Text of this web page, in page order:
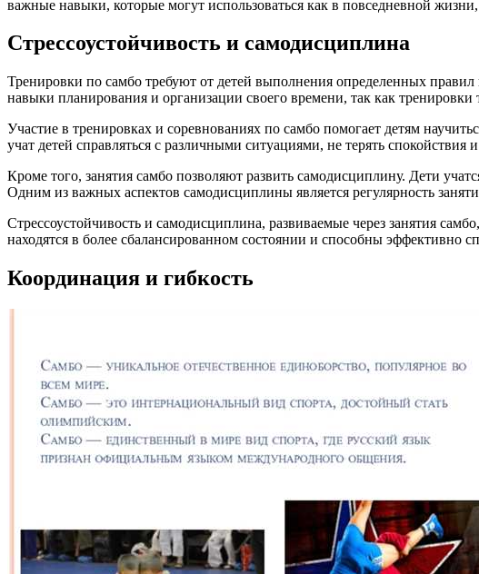
важные навыки, которые могут использоваться как в повседневной
Стрессоустойчивость и самодисциплина
Тренировки по самбо требуют от детей выполнения определенных
навыки планирования и организации своего времени, так как
Участие в тренировках и соревнованиях по самбо помогает детям
учат детей справляться с различными ситуациями, не терять
Кроме того, занятия самбо позволяют развить самодисциплину. Дети
Одним из важных аспектов самодисциплины является регулярность
Стрессоустойчивость и самодисциплина, развиваемые через занятия
находятся в более сбалансированном состоянии и способны эффективно
Координация и гибкость